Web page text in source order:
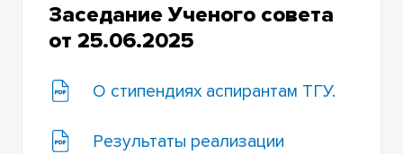
Заседание Ученого совета
от 25.06.2025
О стипендиях аспирантам ТГУ.
Результаты реализации